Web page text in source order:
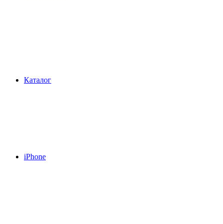
Каталог
iPhone